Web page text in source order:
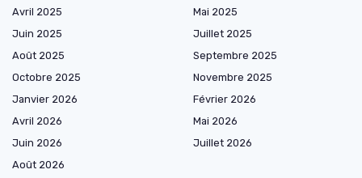
Avril 2025
Mai 2025
Juin 2025
Juillet 2025
Août 2025
Septembre 2025
Octobre 2025
Novembre 2025
Janvier 2026
Février 2026
Avril 2026
Mai 2026
Juin 2026
Juillet 2026
Août 2026